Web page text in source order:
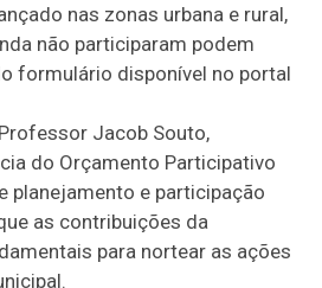
nas zonas urbana e rural,
não participaram podem
formulário disponível no portal
Jacob Souto,
do Orçamento Participativo
planejamento e participação
as contribuições da
para nortear as ações